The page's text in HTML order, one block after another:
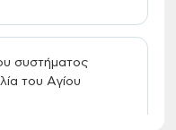
συστήματος
του Αγίου